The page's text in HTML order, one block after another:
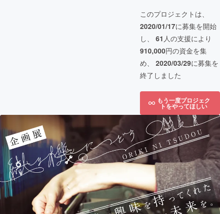
このプロジェクトは、
2020/01/17に募集を開始
し、 61 人の支援により
910,000円の資金を集
め、 2020/03/29に募集を
終了しました
もう一度プロジェク
トをやってほしい